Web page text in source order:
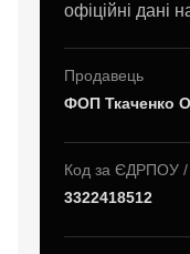
офіційні дані
Продавець
ФОП Ткаченко
Код за ЄДРПОУ /
3322418512